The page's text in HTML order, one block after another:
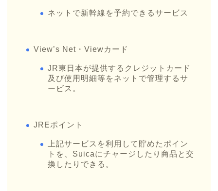
ネットで新幹線を予約できるサービス
View’s Net・Viewカード
JR東日本が提供するクレジットカード
及び使用明細等をネットで管理するサ
ービス。
JREポイント
上記サービスを利用して貯めたポイン
トを、Suicaにチャージしたり商品と交
換したりできる。